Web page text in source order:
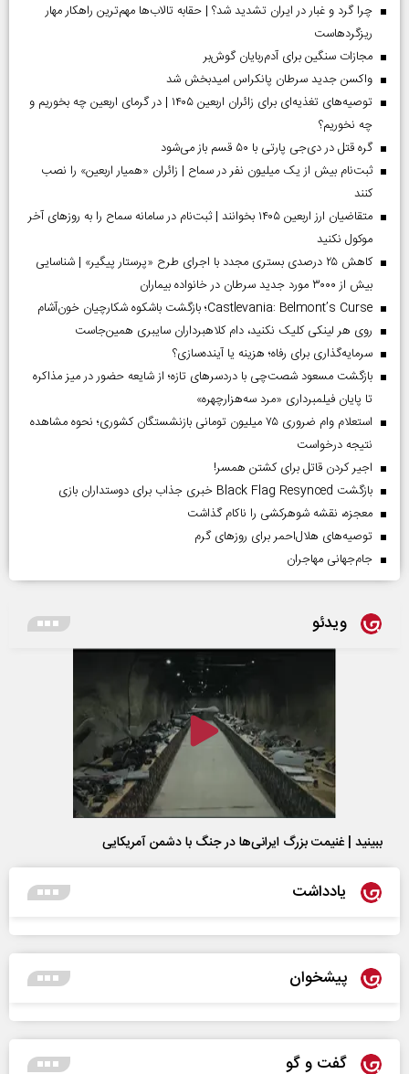
چرا گرد و غبار در ایران تشدید شد؟ | حقابه تالاب‌ها مهم‌ترین راهکار مهار
ریزگردهاست
مجازات سنگین برای آدم‌ربایان گوش‌بر
واکسن جدید سرطان پانکراس امیدبخش شد
توصیه‌های تغذیه‌ای برای زائران اربعین ۱۴۰۵ | در گرمای اربعین چه بخوریم و
چه نخوریم؟
گره قتل در دی‌جی پارتی با ۵۰ قسم باز می‌شود
ثبت‌نام بیش از یک میلیون نفر در سماح | زائران «همیار اربعین» را نصب
کنند
متقاضیان ارز اربعین ۱۴۰۵ بخوانند | ثبت‌نام در سامانه سماح را به روز‌های آخر
موکول نکنید
کاهش ۲۵ درصدی بستری مجدد با اجرای طرح «پرستار پیگیر» | شناسایی
بیش از ۳۰۰۰ مورد جدید سرطان در خانواده بیماران
Castlevania: Belmont’s Curse؛ بازگشت باشکوه شکارچیان خون‌آشام
روی هر لینکی کلیک نکنید، دام کلاهبرداران سایبری همین‌جاست
سرمایه‌گذاری برای رفاه؛ هزینه یا آینده‌سازی؟
بازگشت مسعود شصت‌چی با دردسر‌های تازه؛ از شایعه حضور در میز مذاکره
تا پایان فیلمبرداری «مرد سه‌هزارچهره»
استعلام وام ضروری ۷۵ میلیون تومانی بازنشستگان کشوری؛ نحوه مشاهده
نتیجه درخواست
اجیر کردن قاتل برای کشتن همسر!
بازگشت Black Flag Resynced خبری جذاب برای دوستداران بازی
معجزه، نقشه شوهرکشی را ناکام گذاشت
توصیه‌های هلال‌احمر برای روز‌های گرم
جام‌جهانی مهاجران
ویدئو
ببینید | غنیمت بزرگ ایرانی‌ها در جنگ با دشمن آمریکایی
یادداشت
پیشخوان
گفت و گو